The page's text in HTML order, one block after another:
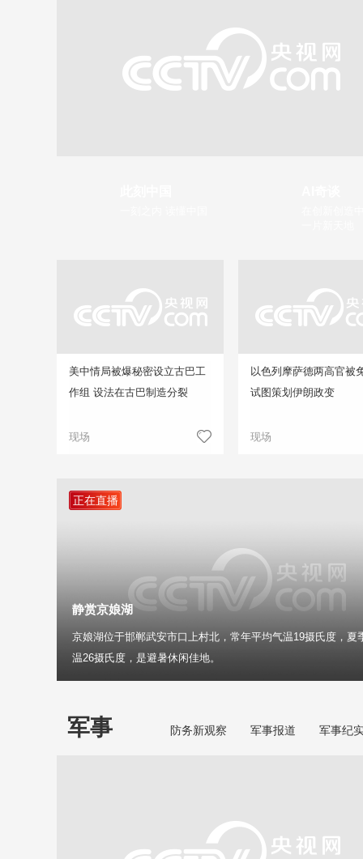
美中情局被爆秘密设立古巴工
作组 设法在古巴制造分裂
现场
以色列摩萨德两高官被
试图策划伊朗政变
现场
正在直播
静赏京娘湖
京娘湖位于邯郸武安市口上村北，常年平均气温19摄氏度，夏
温26摄氏度，是避暑休闲佳地。
军事 防务新观察 军事报道 军事纪